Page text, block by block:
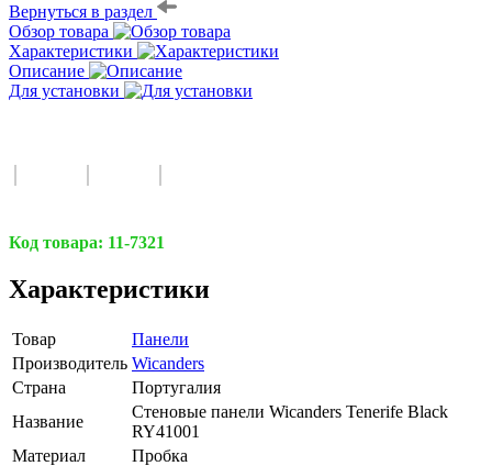
Вернуться в раздел
Обзор товара
Характеристики
Описание
Для установки
Код товара: 11-7321
Характеристики
Товар
Панели
Производитель Wicanders
Страна
Португалия
Название
Стеновые панели Wicanders Tenerife Black
RY41001
Материал
Пробка